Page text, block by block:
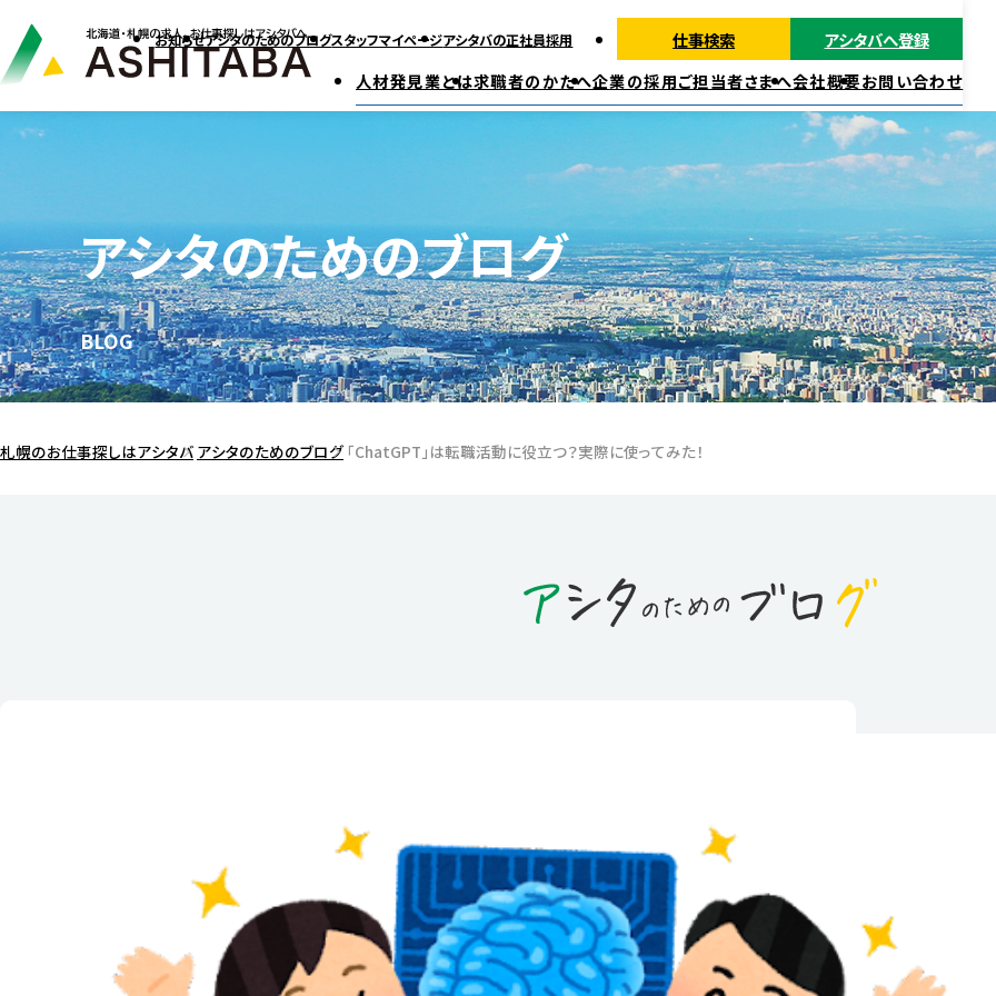
お知らせアシタのためのブログスタッフマイページアシタバの正社員採用 仕事検索
アシタバへ登録
人材発見業とは求職者のかたへ
派遣ではたらく
正社員・契約社員ではたらく
企業の採用ご担当者さまへ会社概要お問い合わせ
アシタのためのブログ
BLOG
札幌のお仕事探しはアシタバ アシタのためのブログ 「ChatGPT」は転職活動に役立つ？実際に使ってみた！